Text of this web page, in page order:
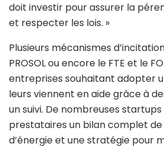
doit investir pour assurer la
et respecter les lois. »
Plusieurs mécanismes
PROSOL ou encore le FTE et le
entreprises souhaitant adopter
leurs viennent en aide grâce à
un suivi. De nombreuses
prestataires un bilan complet
d’énergie et une stratégie pour